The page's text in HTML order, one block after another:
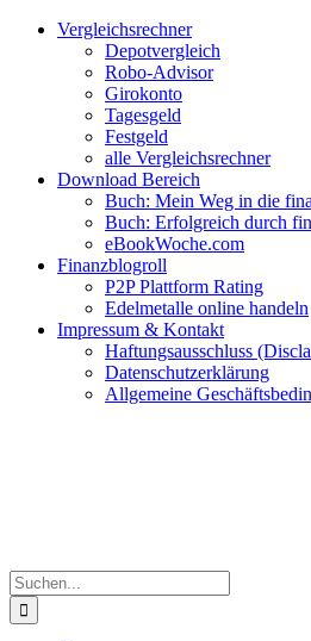
Zum
Facebook
Twitter
Instagram
Pinterest
YouTubeVergleichsrechner
Depotvergleich
Robo-Advisor
Girokonto
Tagesgeld
Festgeld
alle Vergleichsrechner
Download Bereich
Buch: Mein Weg in die
Buch: Erfolgreich durch
eBookWoche.com
Finanzblogroll
P2P Plattform Rating
Edelmetalle online handeln
Impressum & Kontakt
Haftungsausschluss
Datenschutzerklärung
Allgemeine
Suche
nach: